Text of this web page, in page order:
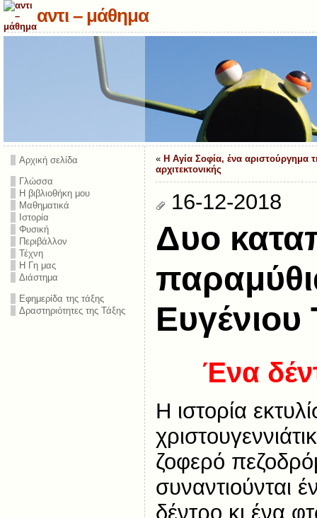
αντι – μάθημα
Αρχική σελίδα
Γλώσσα
Η βιβλιοθήκη μου
Μαθηματικά
Ιστορία
Φυσική
Περιβάλλον
Τέχνη
Η Γη μας
Διάστημα
Εφημερίδα της τάξης
Δραστηριότητες της Τάξης
« Η Αγία Σοφία, ένα αριστούργημα
αρχιτεκτονικής
16-12-2018
Δυο
Ευγένιου
Ένα
Η ιστορία
ζοφερό
συναντιούνται
δέντρο κι ένα